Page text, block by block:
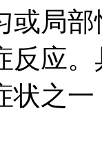
或局
反应
状之